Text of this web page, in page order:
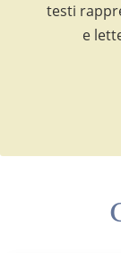
testi
e
testi
e
testi
e